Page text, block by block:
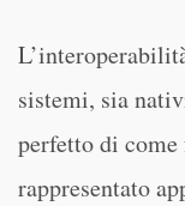
sistemi, sia
perfetto di
rappresentato